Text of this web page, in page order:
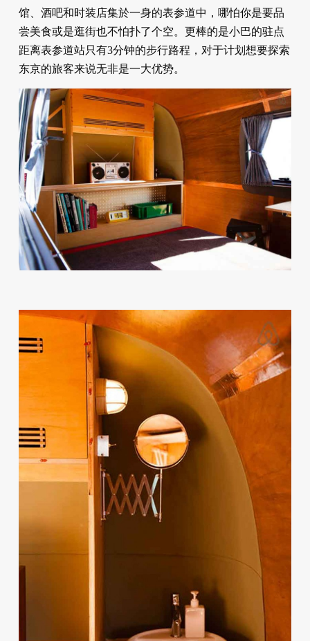
馆、酒吧和时装店集於一身的表参道中，哪怕你是要品
尝美食或是逛街也不怕扑了个空。更棒的是小巴的驻点
距离表参道站只有3分钟的步行路程，对于计划想要探索
东京的旅客来说无非是一大优势。